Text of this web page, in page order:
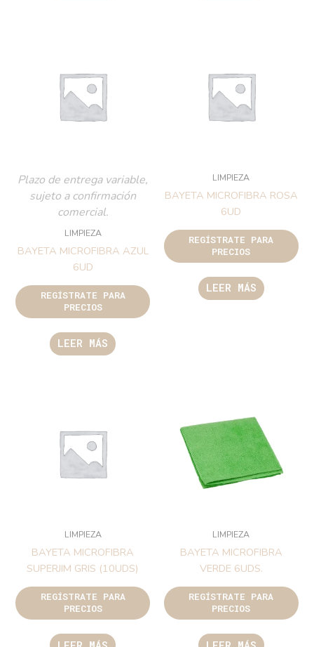
Plazo de entrega variable,
sujeto a confirmación
comercial.
LIMPIEZA
BAYETA MICROFIBRA AZUL
6UD
REGÍSTRATE PARA
PRECIOS
LEER MÁS
LIMPIEZA
BAYETA MICROFIBRA ROSA
6UD
REGÍSTRATE PARA
PRECIOS
LEER MÁS
LIMPIEZA
BAYETA MICROFIBRA
SUPERJIM GRIS (10UDS)
REGÍSTRATE PARA
PRECIOS
LIMPIEZA
BAYETA MICROFIBRA
VERDE 6UDS.
REGÍSTRATE PARA
PRECIOS